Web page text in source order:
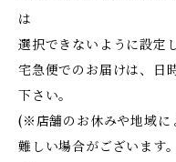
は
選択できないように設定
宅急便でのお届けは、日
下さい。
(※店舗のお休みや地域に
難しい場合がございます